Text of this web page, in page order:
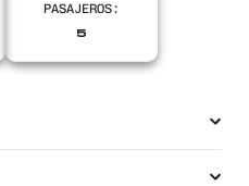
PASAJEROS:
5